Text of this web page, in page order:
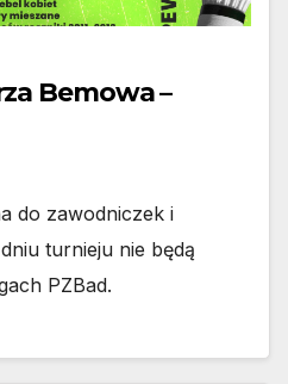
Bemowa –
do zawodniczek i
turnieju nie będą
PZBad.